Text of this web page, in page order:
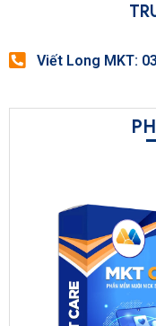
Viết Long MKT: